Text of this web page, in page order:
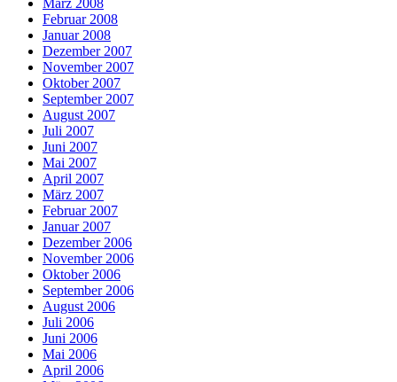
März 2008
Februar 2008
Januar 2008
Dezember 2007
November 2007
Oktober 2007
September 2007
August 2007
Juli 2007
Juni 2007
Mai 2007
April 2007
März 2007
Februar 2007
Januar 2007
Dezember 2006
November 2006
Oktober 2006
September 2006
August 2006
Juli 2006
Juni 2006
Mai 2006
April 2006